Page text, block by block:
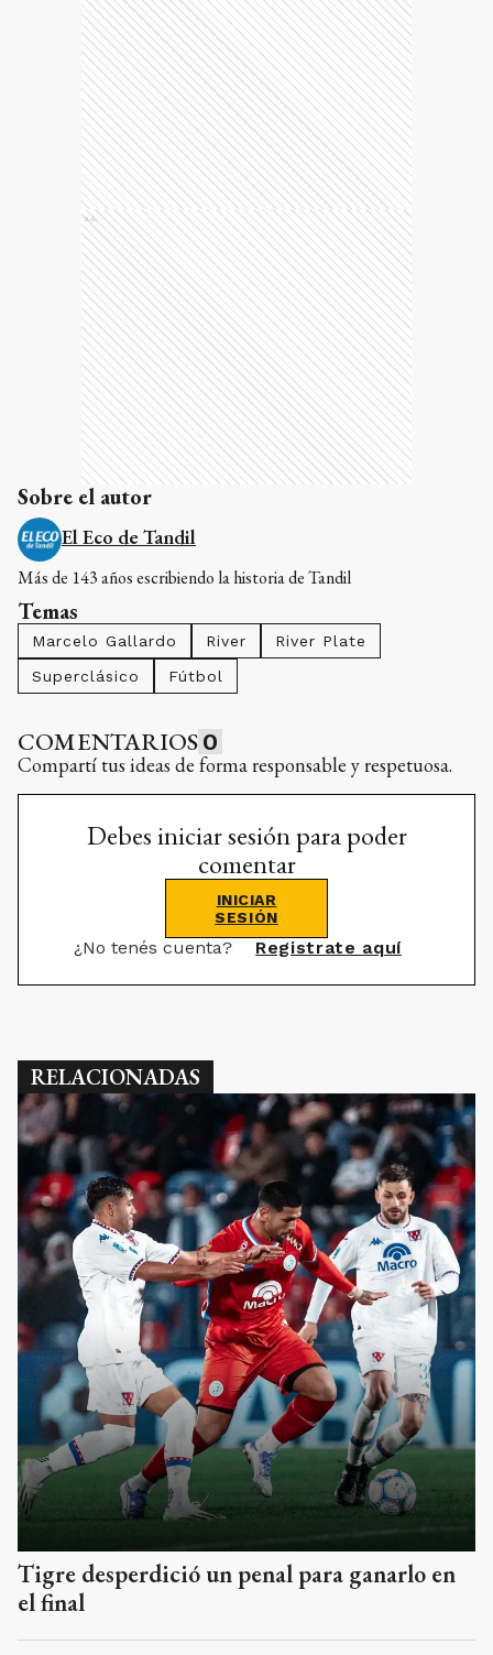
Ads
Sobre el autor
El Eco de Tandil
Más de 143 años escribiendo la historia de Tandil
Temas
Marcelo Gallardo River
River Plate
Superclásico
Fútbol
COMENTARIOS 0
Compartí tus ideas de forma responsable y respetuosa.
Debes iniciar sesión para poder
comentar
INICIAR
SESIÓN
¿No tenés cuenta? Registrate aquí
RELACIONADAS
Tigre desperdició un penal para ganarlo en
el final